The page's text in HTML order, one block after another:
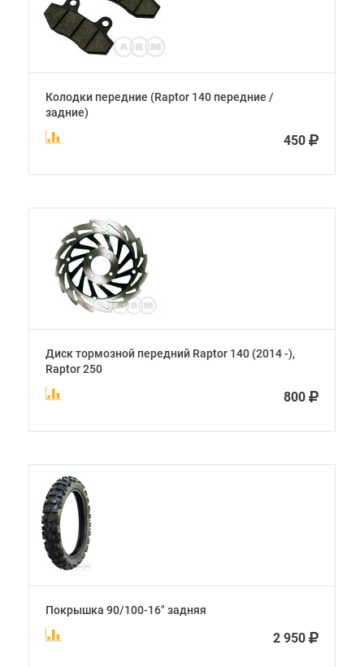
Колодки передние (Raptor 140 передние /
задние)
450
Диск тормозной передний Raptor 140 (2014 -),
Raptor 250
800
Покрышка 90/100-16" задняя
2 950